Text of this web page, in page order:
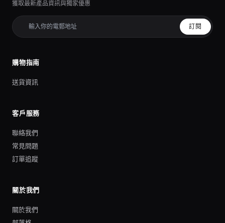
獲取最新產品資訊與獨家優惠
訂閱
購物指南
送貨資訊
客戶服務
聯絡我們
常見問題
訂單追蹤
關於我們
關於我們